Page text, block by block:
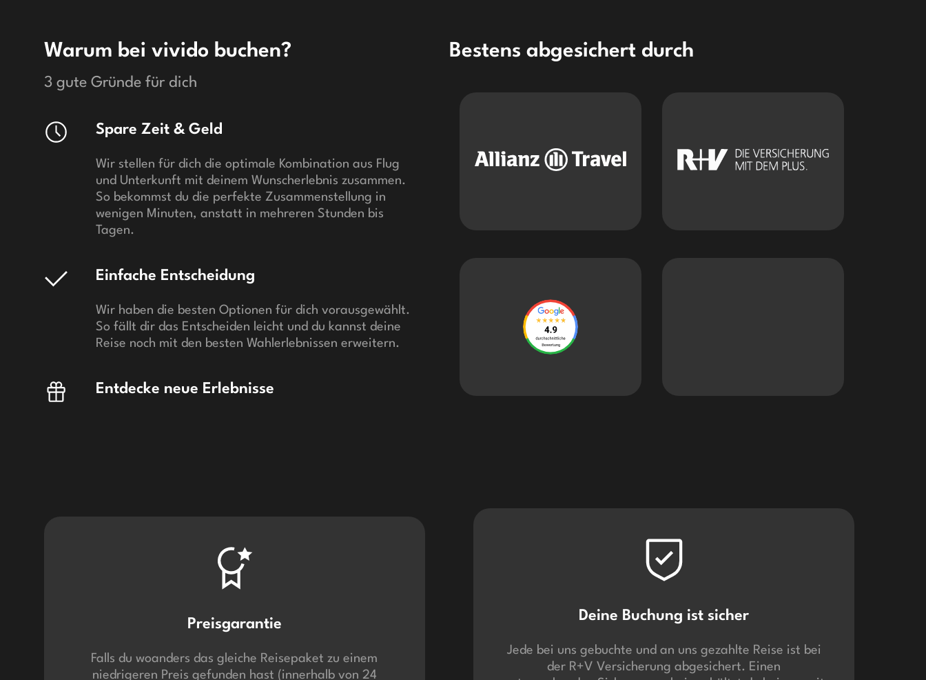
Warum bei vivido buchen?
3 gute Gründe für dich
Spare Zeit & Geld
Wir stellen für dich die optimale Kombination aus Flug
und Unterkunft mit deinem Wunscherlebnis zusammen.
So bekommst du die perfekte Zusammenstellung in
wenigen Minuten, anstatt in mehreren Stunden bis
Tagen.
Einfache Entscheidung
Wir haben die besten Optionen für dich vorausgewählt.
So fällt dir das Entscheiden leicht und du kannst deine
Reise noch mit den besten Wahlerlebnissen erweitern.
Entdecke neue Erlebnisse
Bestens abgesichert durch
Preisgarantie
Falls du woanders das gleiche Reisepaket zu einem
niedrigeren Preis gefunden hast (innerhalb von 24
Deine Buchung ist sicher
Jede bei uns gebuchte und an uns gezahlte Reise ist bei
der R+V Versicherung abgesichert. Einen